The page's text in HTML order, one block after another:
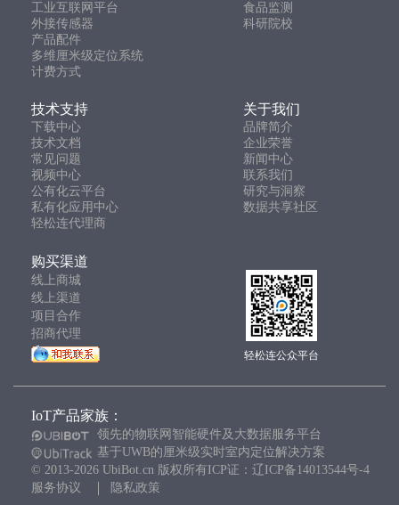
工业互联网平台
食品监测
外接传感器
科研院校
产品配件
多维厘米级定位系统
计费方式
技术支持 关于我们
下载中心
品牌简介
技术文档
企业荣誉
常见问题
新闻中心
视频中心
联系我们
公有化云平台
研究与洞察
私有化应用中心
数据共享社区
轻松连代理商
购买渠道
线上商城
线上渠道
项目合作
招商代理
轻松连公众平台
IoT产品家族：
领先的物联网智能硬件及大数据服务平台
基于UWB的厘米级实时室内定位解决方案
© 2013-2026 UbiBot.cn 版权所有ICP证：辽ICP备14013544号-4
服务协议
隐私政策